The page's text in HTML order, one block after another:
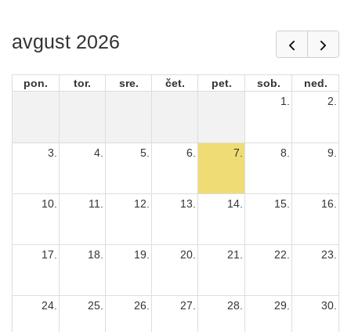
avgust 2026
pon. tor. sre. čet. pet. sob.
ned.
1.
2.
3. 4. 5. 6. 7. 8. 9.
10. 11. 12. 13. 14. 15. 16.
17. 18. 19. 20. 21. 22. 23.
24. 25. 26. 27. 28. 29. 30.